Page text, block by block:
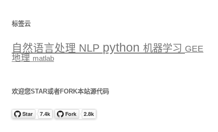
标签云
自然语言处理 NLP python 机器学习 GEE
地理 matlab
欢迎您STAR或者FORK本站源代码